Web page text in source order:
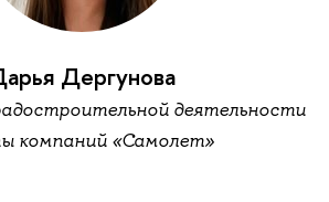
Дергунова
деятельности
компаний «Самолет»